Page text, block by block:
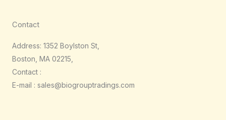
Contact
Address: 1352 Boylston St,
Boston, MA 02215,
Contact :
E-mail : sales@biogrouptradings.com